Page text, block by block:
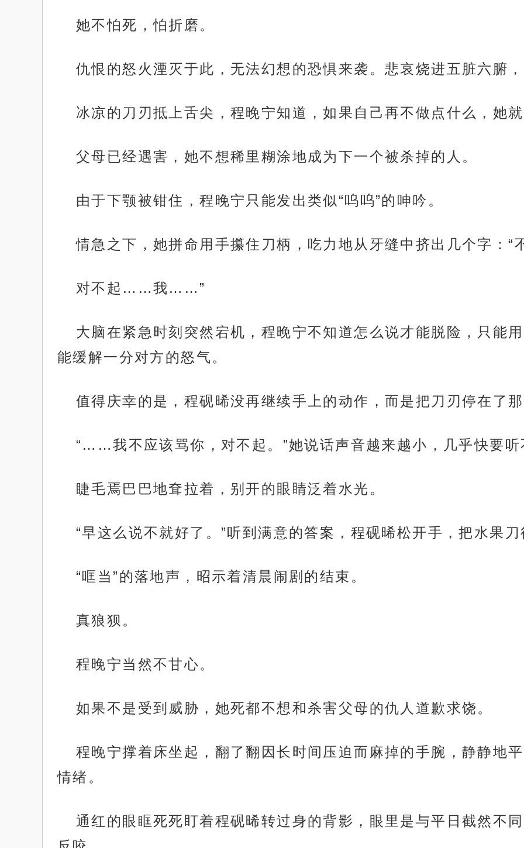
她不怕死，怕折磨。
仇恨的怒火湮灭于此，无法幻想的恐惧来袭。悲哀烧进五脏六腑
冰凉的刀刃抵上舌尖，程晚宁知道，如果自己再不做点什么，她
父母已经遇害，她不想稀里糊涂地成为下一个被杀掉的人。
由于下颚被钳住，程晚宁只能发出类似“呜呜”的呻吟。
情急之下，她拼命用手攥住刀柄，吃力地从牙缝中挤出几个字：“
对不起……我……”
大脑在紧急时刻突然宕机，程晚宁不知道怎么说才能脱险，只能
能缓解一分对方的怒气。
值得庆幸的是，程砚晞没再继续手上的动作，而是把刀刃停在了
“……我不应该骂你，对不起。”她说话声音越来越小，几乎快要听
睫毛焉巴巴地耷拉着，别开的眼睛泛着水光。
“早这么说不就好了。”听到满意的答案，程砚晞松开手，把水果
“哐当”的落地声，昭示着清晨闹剧的结束。
真狼狈。
程晚宁当然不甘心。
如果不是受到威胁，她死都不想和杀害父母的仇人道歉求饶。
程晚宁撑着床坐起，翻了翻因长时间压迫而麻掉的手腕，静静地
情绪。
通红的眼眶死死盯着程砚晞转过身的背影，眼里是与平日截然不